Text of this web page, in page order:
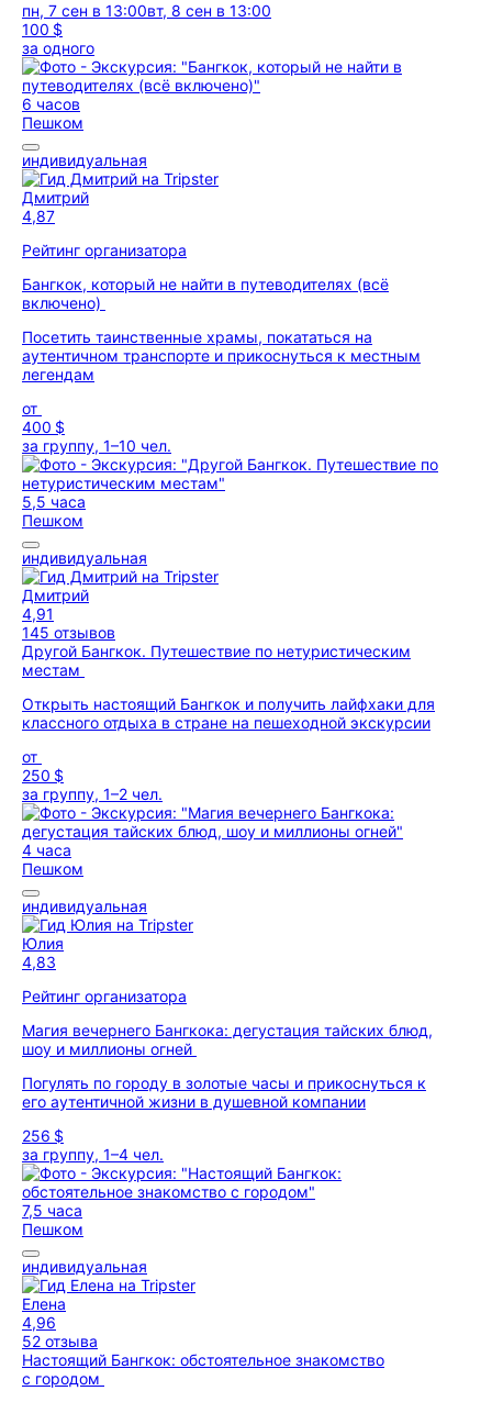
пн, 7 сен в 13:00вт, 8 сен в 13:00
100 $
за одного
6 часов
Пешком
индивидуальная
Дмитрий
4,87
Рейтинг организатора
Бангкок, который не найти в путеводителях (всё
включено)
Посетить таинственные храмы, покататься на
аутентичном транспорте и прикоснуться к местным
легендам
от
400 $
за группу, 1–10 чел.
5,5 часа
Пешком
индивидуальная
Дмитрий
4,91
145 отзывов
Другой Бангкок. Путешествие по нетуристическим
местам
Открыть настоящий Бангкок и получить лайфхаки для
классного отдыха в стране на пешеходной экскурсии
от
250 $
за группу, 1–2 чел.
4 часа
Пешком
индивидуальная
Юлия
4,83
Рейтинг организатора
Магия вечернего Бангкока: дегустация тайских блюд,
шоу и миллионы огней
Погулять по городу в золотые часы и прикоснуться к
его аутентичной жизни в душевной компании
256 $
за группу, 1–4 чел.
7,5 часа
Пешком
индивидуальная
Елена
4,96
52 отзыва
Настоящий Бангкок: обстоятельное знакомство
с городом